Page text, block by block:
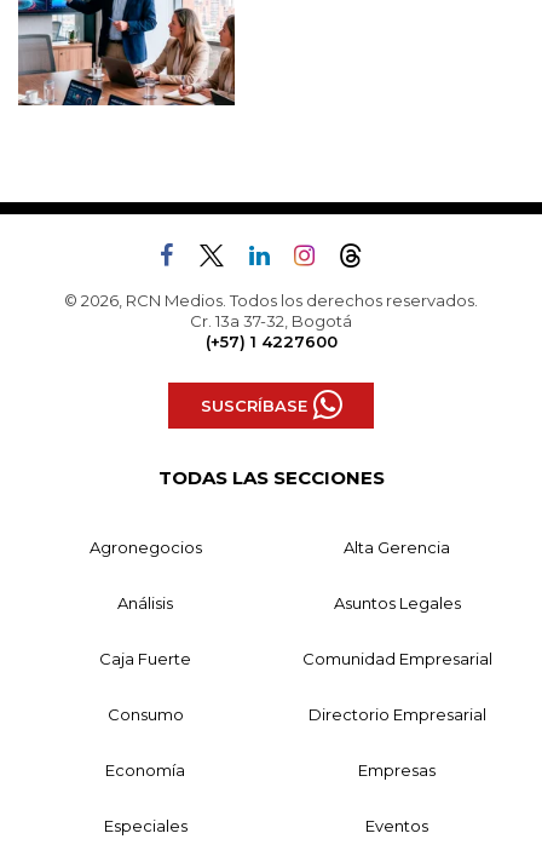
© 2026, RCN Medios. Todos los derechos reservados.
Cr. 13a 37-32, Bogotá
(+57) 1 4227600
SUSCRÍBASE
TODAS LAS SECCIONES
Agronegocios Alta Gerencia
Análisis Asuntos Legales
Caja Fuerte Comunidad Empresarial
Consumo Directorio Empresarial
Economía Empresas
Especiales Eventos